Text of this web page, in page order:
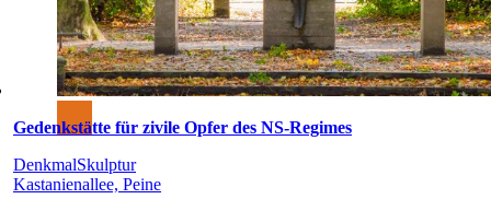
Gedenkstätte für zivile Opfer des NS-Regimes
DenkmalSkulptur
Kastanienallee, Peine